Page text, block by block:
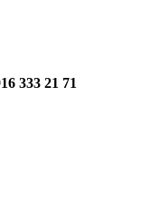
333 21 71